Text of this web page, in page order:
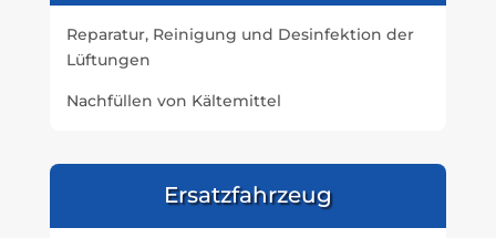
Reparatur, Reinigung und Desinfektion der
Lüftungen
Nachfüllen von Kältemittel
Ersatzfahrzeug